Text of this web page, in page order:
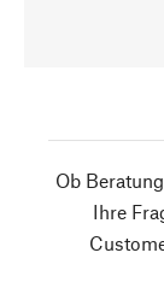
Ob
Ihre